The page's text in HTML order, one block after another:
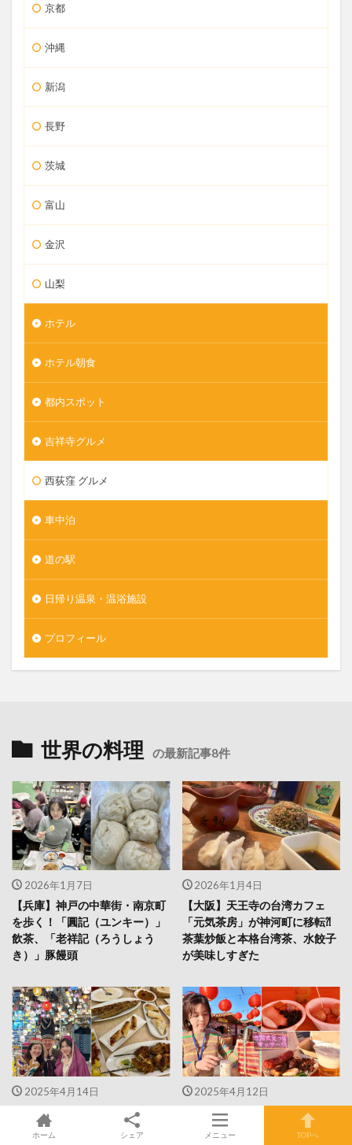
京都
沖縄
新潟
長野
茨城
富山
金沢
山梨
ホテル
ホテル朝食
都内スポット
吉祥寺グルメ
西荻窪 グルメ
車中泊
道の駅
日帰り温泉・温浴施設
プロフィール
世界の料理 の最新記事8件
2026年1月7日
【兵庫】神戸の中華街・南京町
を歩く！「圓記（ユンキー）」
飲茶、「老祥記（ろうしょう
き）」豚饅頭
2026年1月4日
【大阪】天王寺の台湾カフェ
「元気茶房」が神河町に移転⁈
茶葉炒飯と本格台湾茶、水餃子
が美味しすぎた
2025年4月14日
日暮里「ザクロ」で食べきれな
いディナーコース！トルコラン
2025年4月12日
【体験リポ】台湾旅行気分をま
るごと味わう春イベント！スカ
ホーム シェア メニュー TOPへ